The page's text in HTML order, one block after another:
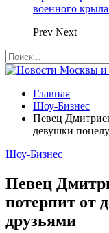
военного
Prev Next
Главная
Шоу-Бизнес
Певец
девушки
Шоу-Бизнес
Певец
потерпит от
друзьями